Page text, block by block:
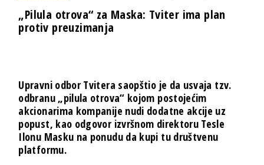
„Pilula otrova“ za Maska: Tviter ima plan
protiv preuzimanja
Upravni odbor Tvitera saopštio je da usvaja tzv.
odbranu „pilula otrova“ kojom postojećim
akcionarima kompanije nudi dodatne akcije uz
popust, kao odgovor izvršnom direktoru Tesle
Ilonu Masku na ponudu da kupi tu društvenu
platformu.